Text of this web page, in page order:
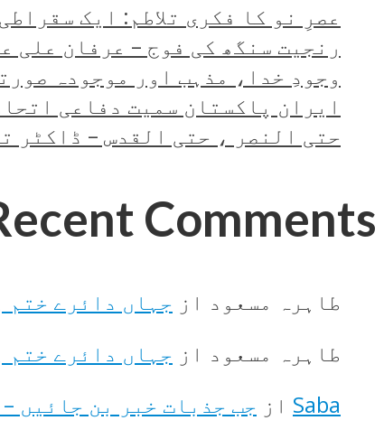
عصرِ نو کا فکری تلاطم: ایک
رنجیت سنگھ کی فوج – عرفان علی
وجودِ خدا، مذہب اور موجودہ
ایران پاکستان سمیت دفاعی
حتی النصر ، حتی القدس – ڈاکٹر
Comments
طاہرہ مسعود از جہاں دائرے ختم
طاہرہ مسعود از جہاں دائرے ختم
Saba از جب جذبات خبر بن جائیں